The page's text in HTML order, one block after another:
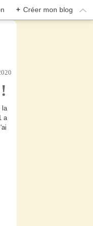
+ Créer mon blog
la
a